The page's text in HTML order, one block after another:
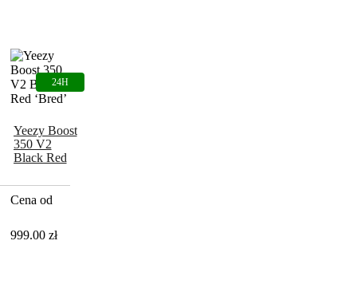
Yeezy Boost
350 V2
Black Red
Cena od
999.00 zł